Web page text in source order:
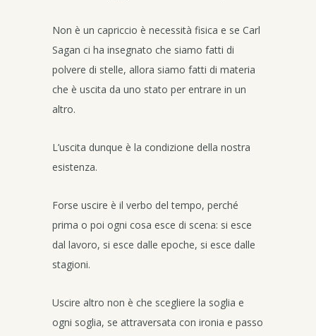
Non è un capriccio è necessità fisica e se Carl
Sagan ci ha insegnato che siamo fatti di
polvere di stelle, allora siamo fatti di materia
che è uscita da uno stato per entrare in un
altro.
L’uscita dunque è la condizione della nostra
esistenza.
Forse uscire è il verbo del tempo, perché
prima o poi ogni cosa esce di scena: si esce
dal lavoro, si esce dalle epoche, si esce dalle
stagioni.
Uscire altro non è che scegliere la soglia e
ogni soglia, se attraversata con ironia e passo